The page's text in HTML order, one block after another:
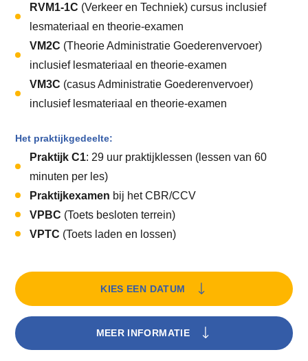
RVM1-1C (Verkeer en Techniek) cursus inclusief
lesmateriaal en theorie-examen
VM2C (Theorie Administratie Goederenvervoer)
inclusief lesmateriaal en theorie-examen
VM3C (casus Administratie Goederenvervoer)
inclusief lesmateriaal en theorie-examen
Het praktijkgedeelte:
Praktijk C1: 29 uur praktijklessen (lessen van 60
minuten per les)
Praktijkexamen bij het CBR/CCV
VPBC (Toets besloten terrein)
VPTC (Toets laden en lossen)
KIES EEN DATUM
MEER INFORMATIE